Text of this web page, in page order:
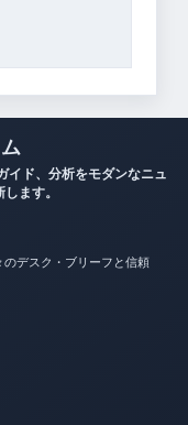
イド、分析をモダンなニュ
ます。
デスク・ブリーフと信頼